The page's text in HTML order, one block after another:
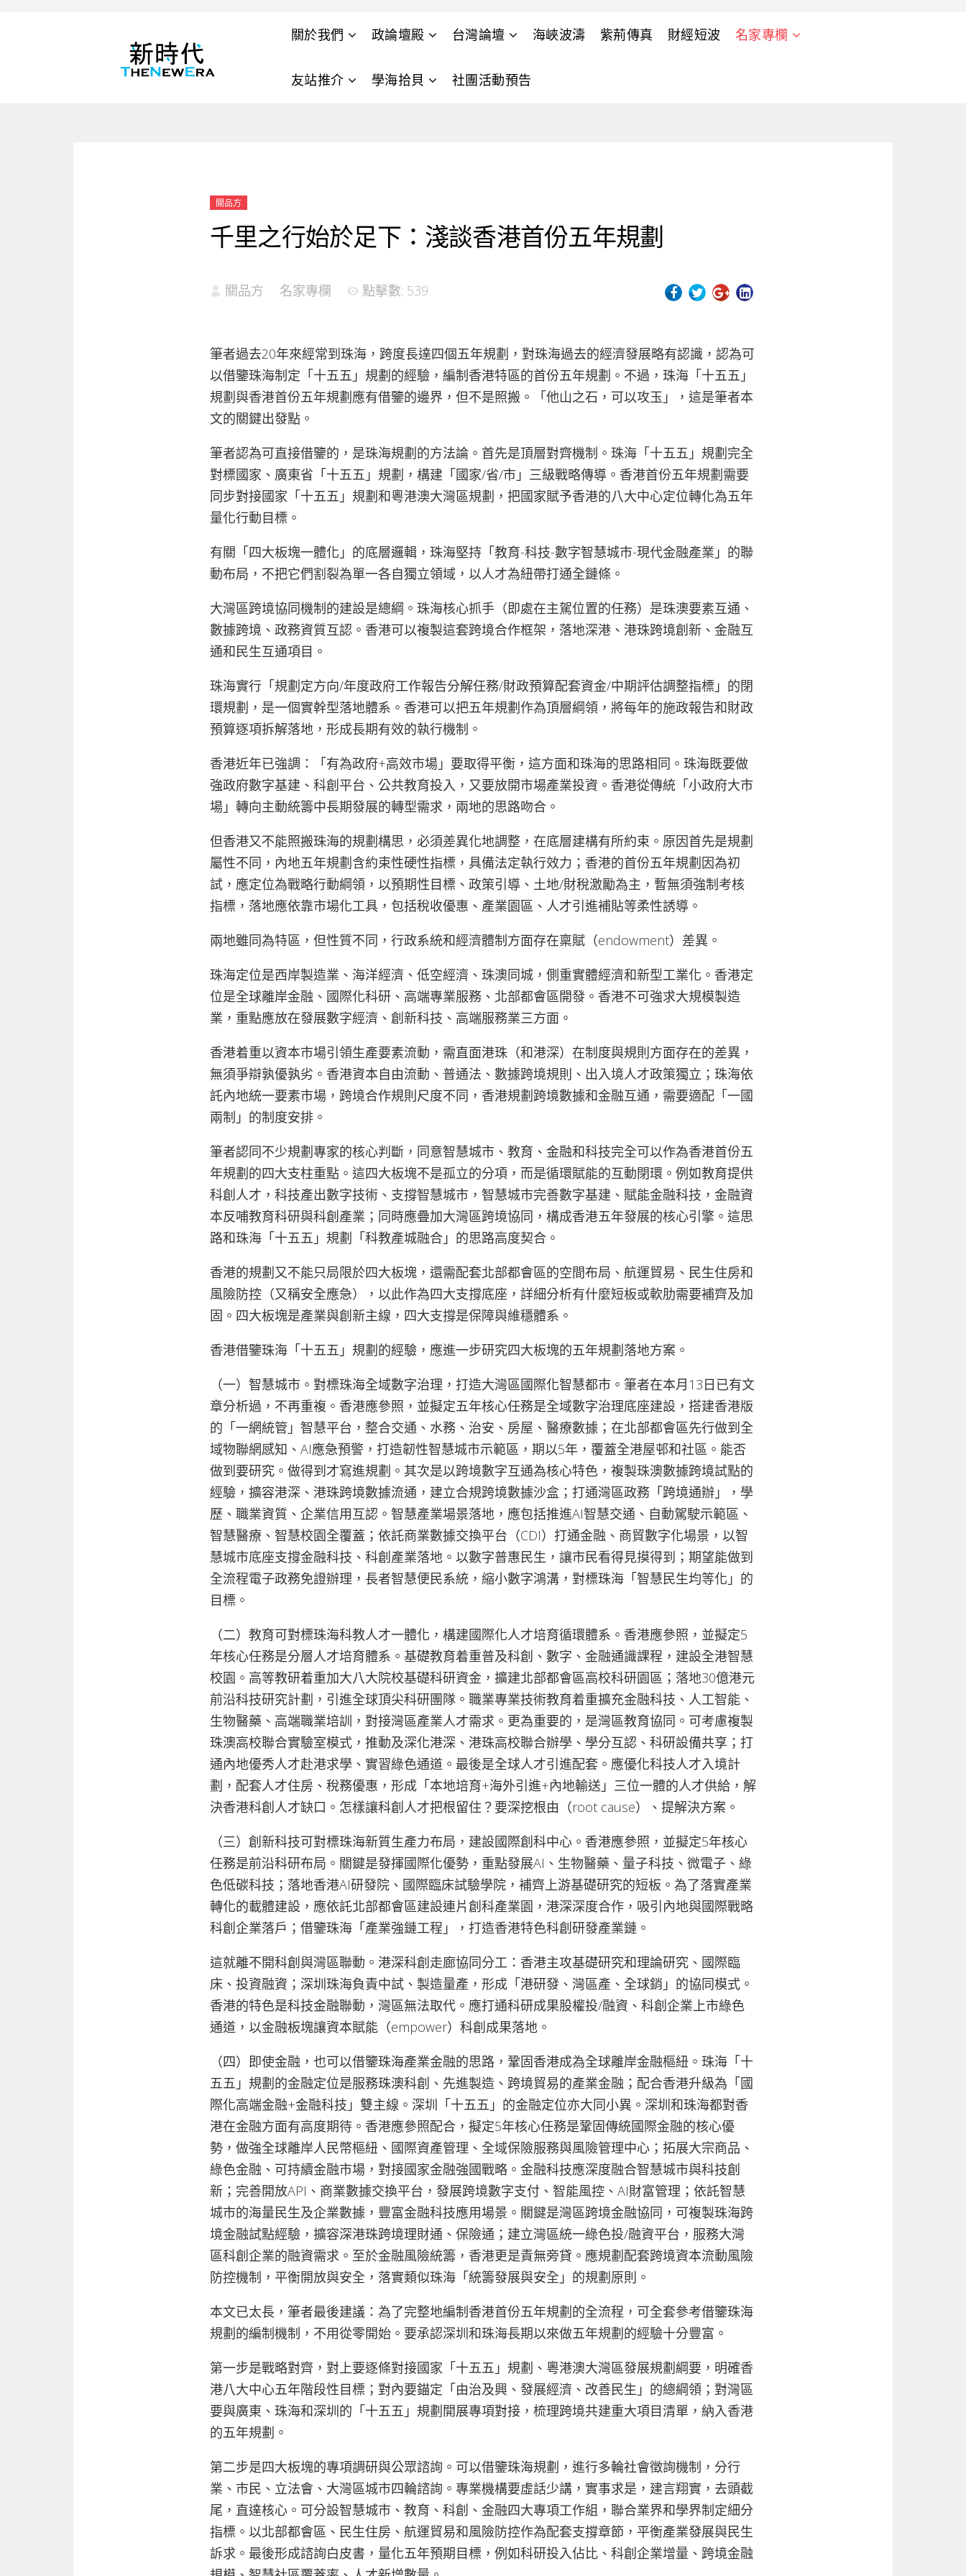
關於我們 政論壇殿 台灣論壇 海峽波濤 紫荊傳真 財經短波 名家專欄
友站推介 學海拾貝 社團活動預告
關品方
千里之行始於足下：淺談香港首份五年規劃
關品方 名家專欄 點擊數: 539
筆者過去20年來經常到珠海，跨度長達四個五年規劃，對珠海過去的經濟發展略有認識，認為可
以借鑒珠海制定「十五五」規劃的經驗，編制香港特區的首份五年規劃。不過，珠海「十五五」
規劃與香港首份五年規劃應有借鑒的邊界，但不是照搬。「他山之石，可以攻玉」，這是筆者本
文的關鍵出發點。
筆者認為可直接借鑒的，是珠海規劃的方法論。首先是頂層對齊機制。珠海「十五五」規劃完全
對標國家、廣東省「十五五」規劃，構建「國家/省/市」三級戰略傳導。香港首份五年規劃需要
同步對接國家「十五五」規劃和粵港澳大灣區規劃，把國家賦予香港的八大中心定位轉化為五年
量化行動目標。
有關「四大板塊一體化」的底層邏輯，珠海堅持「教育-科技-數字智慧城市-現代金融產業」的聯
動布局，不把它們割裂為單一各自獨立領域，以人才為紐帶打通全鏈條。
大灣區跨境協同機制的建設是總綱。珠海核心抓手（即處在主駕位置的任務）是珠澳要素互通、
數據跨境、政務資質互認。香港可以複製這套跨境合作框架，落地深港、港珠跨境創新、金融互
通和民生互通項目。
珠海實行「規劃定方向/年度政府工作報告分解任務/財政預算配套資金/中期評估調整指標」的閉
環規劃，是一個實幹型落地體系。香港可以把五年規劃作為頂層綱領，將每年的施政報告和財政
預算逐項拆解落地，形成長期有效的執行機制。
香港近年已強調：「有為政府+高效市場」要取得平衡，這方面和珠海的思路相同。珠海既要做
強政府數字基建、科創平台、公共教育投入，又要放開市場產業投資。香港從傳統「小政府大市
場」轉向主動統籌中長期發展的轉型需求，兩地的思路吻合。
但香港又不能照搬珠海的規劃構思，必須差異化地調整，在底層建構有所約束。原因首先是規劃
屬性不同，內地五年規劃含約束性硬性指標，具備法定執行效力；香港的首份五年規劃因為初
試，應定位為戰略行動綱領，以預期性目標、政策引導、土地/財稅激勵為主，暫無須強制考核
指標，落地應依靠市場化工具，包括稅收優惠、產業園區、人才引進補貼等柔性誘導。
兩地雖同為特區，但性質不同，行政系統和經濟體制方面存在稟賦（endowment）差異。
珠海定位是西岸製造業、海洋經濟、低空經濟、珠澳同城，側重實體經濟和新型工業化。香港定
位是全球離岸金融、國際化科研、高端專業服務、北部都會區開發。香港不可強求大規模製造
業，重點應放在發展數字經濟、創新科技、高端服務業三方面。
香港着重以資本市場引領生產要素流動，需直面港珠（和港深）在制度與規則方面存在的差異，
無須爭辯孰優孰劣。香港資本自由流動、普通法、數據跨境規則、出入境人才政策獨立；珠海依
託內地統一要素市場，跨境合作規則尺度不同，香港規劃跨境數據和金融互通，需要適配「一國
兩制」的制度安排。
筆者認同不少規劃專家的核心判斷，同意智慧城市、教育、金融和科技完全可以作為香港首份五
年規劃的四大支柱重點。這四大板塊不是孤立的分項，而是循環賦能的互動閉環。例如教育提供
科創人才，科技產出數字技術、支撐智慧城市，智慧城市完善數字基建、賦能金融科技，金融資
本反哺教育科研與科創產業；同時應疊加大灣區跨境協同，構成香港五年發展的核心引擎。這思
路和珠海「十五五」規劃「科教產城融合」的思路高度契合。
香港的規劃又不能只局限於四大板塊，還需配套北部都會區的空間布局、航運貿易、民生住房和
風險防控（又稱安全應急），以此作為四大支撐底座，詳細分析有什麼短板或軟肋需要補齊及加
固。四大板塊是產業與創新主線，四大支撐是保障與維穩體系。
香港借鑒珠海「十五五」規劃的經驗，應進一步研究四大板塊的五年規劃落地方案。
（一）智慧城市。對標珠海全域數字治理，打造大灣區國際化智慧都市。筆者在本月13日已有文
章分析過，不再重複。香港應參照，並擬定五年核心任務是全域數字治理底座建設，搭建香港版
的「一網統管」智慧平台，整合交通、水務、治安、房屋、醫療數據；在北部都會區先行做到全
域物聯網感知、AI應急預警，打造韌性智慧城市示範區，期以5年，覆蓋全港屋邨和社區。能否
做到要研究。做得到才寫進規劃。其次是以跨境數字互通為核心特色，複製珠澳數據跨境試點的
經驗，擴容港深、港珠跨境數據流通，建立合規跨境數據沙盒；打通灣區政務「跨境通辦」，學
歷、職業資質、企業信用互認。智慧產業場景落地，應包括推進AI智慧交通、自動駕駛示範區、
智慧醫療、智慧校園全覆蓋；依託商業數據交換平台（CDI）打通金融、商貿數字化場景，以智
慧城市底座支撐金融科技、科創產業落地。以數字普惠民生，讓市民看得見摸得到；期望能做到
全流程電子政務免證辦理，長者智慧便民系統，縮小數字鴻溝，對標珠海「智慧民生均等化」的
目標。
（二）教育可對標珠海科教人才一體化，構建國際化人才培育循環體系。香港應參照，並擬定5
年核心任務是分層人才培育體系。基礎教育着重普及科創、數字、金融通識課程，建設全港智慧
校園。高等教研着重加大八大院校基礎科研資金，擴建北部都會區高校科研園區；落地30億港元
前沿科技研究計劃，引進全球頂尖科研團隊。職業專業技術教育着重擴充金融科技、人工智能、
生物醫藥、高端職業培訓，對接灣區產業人才需求。更為重要的，是灣區教育協同。可考慮複製
珠澳高校聯合實驗室模式，推動及深化港深、港珠高校聯合辦學、學分互認、科研設備共享；打
通內地優秀人才赴港求學、實習綠色通道。最後是全球人才引進配套。應優化科技人才入境計
劃，配套人才住房、稅務優惠，形成「本地培育+海外引進+內地輸送」三位一體的人才供給，解
決香港科創人才缺口。怎樣讓科創人才把根留住？要深挖根由（root cause）、提解決方案。
（三）創新科技可對標珠海新質生產力布局，建設國際創科中心。香港應參照，並擬定5年核心
任務是前沿科研布局。關鍵是發揮國際化優勢，重點發展AI、生物醫藥、量子科技、微電子、綠
色低碳科技；落地香港AI研發院、國際臨床試驗學院，補齊上游基礎研究的短板。為了落實產業
轉化的載體建設，應依託北部都會區建設連片創科產業園，港深深度合作，吸引內地與國際戰略
科創企業落戶；借鑒珠海「產業強鏈工程」，打造香港特色科創研發產業鏈。
這就離不開科創與灣區聯動。港深科創走廊協同分工：香港主攻基礎研究和理論研究、國際臨
床、投資融資；深圳珠海負責中試、製造量產，形成「港研發、灣區產、全球銷」的協同模式。
香港的特色是科技金融聯動，灣區無法取代。應打通科研成果股權投/融資、科創企業上市綠色
通道，以金融板塊讓資本賦能（empower）科創成果落地。
（四）即使金融，也可以借鑒珠海產業金融的思路，鞏固香港成為全球離岸金融樞紐。珠海「十
五五」規劃的金融定位是服務珠澳科創、先進製造、跨境貿易的產業金融；配合香港升級為「國
際化高端金融+金融科技」雙主線。深圳「十五五」的金融定位亦大同小異。深圳和珠海都對香
港在金融方面有高度期待。香港應參照配合，擬定5年核心任務是鞏固傳統國際金融的核心優
勢，做強全球離岸人民幣樞紐、國際資產管理、全域保險服務與風險管理中心；拓展大宗商品、
綠色金融、可持續金融市場，對接國家金融強國戰略。金融科技應深度融合智慧城市與科技創
新；完善開放API、商業數據交換平台，發展跨境數字支付、智能風控、AI財富管理；依託智慧
城市的海量民生及企業數據，豐富金融科技應用場景。關鍵是灣區跨境金融協同，可複製珠海跨
境金融試點經驗，擴容深港珠跨境理財通、保險通；建立灣區統一綠色投/融資平台，服務大灣
區科創企業的融資需求。至於金融風險統籌，香港更是責無旁貸。應規劃配套跨境資本流動風險
防控機制，平衡開放與安全，落實類似珠海「統籌發展與安全」的規劃原則。
本文已太長，筆者最後建議：為了完整地編制香港首份五年規劃的全流程，可全套參考借鑒珠海
規劃的編制機制，不用從零開始。要承認深圳和珠海長期以來做五年規劃的經驗十分豐富。
第一步是戰略對齊，對上要逐條對接國家「十五五」規劃、粵港澳大灣區發展規劃綱要，明確香
港八大中心五年階段性目標；對內要錨定「由治及興、發展經濟、改善民生」的總綱領；對灣區
要與廣東、珠海和深圳的「十五五」規劃開展專項對接，梳理跨境共建重大項目清單，納入香港
的五年規劃。
第二步是四大板塊的專項調研與公眾諮詢。可以借鑒珠海規劃，進行多輪社會徵詢機制，分行
業、市民、立法會、大灣區城市四輪諮詢。專業機構要虛話少講，實事求是，建言翔實，去頭截
尾，直達核心。可分設智慧城市、教育、科創、金融四大專項工作組，聯合業界和學界制定細分
指標。以北部都會區、民生住房、航運貿易和風險防控作為配套支撐章節，平衡產業發展與民生
訴求。最後形成諮詢白皮書，量化五年預期目標，例如科研投入佔比、科創企業增量、跨境金融